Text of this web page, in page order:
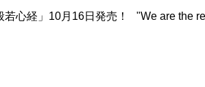
心経」10月16日発売！ "We are the